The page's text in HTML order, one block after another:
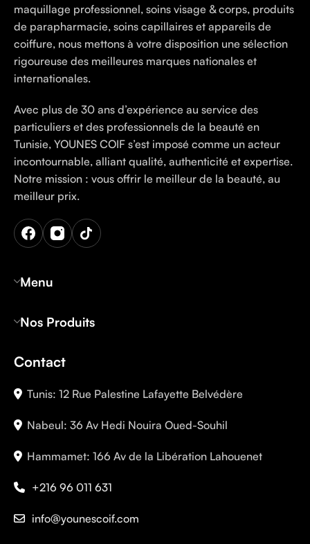
maquillage professionnel, soins visage & corps, produits
de parapharmacie, soins capillaires et appareils de
coiffure, nous mettons à votre disposition une sélection
rigoureuse des meilleures marques nationales et
internationales.
Avec plus de 30 ans d’expérience au service des
particuliers et des professionnels de la beauté en
Tunisie, YOUNES COIF s’est imposé comme un acteur
incontournable, alliant qualité, authenticité et expertise.
Notre mission : vous offrir le meilleur de la beauté, au
meilleur prix.
Menu
Nos Produits
Contact
Tunis: 12 Rue Palestine Lafayette Belvédère
Nabeul: 36 Av Hedi Nouira Oued-Souhil
Hammamet: 166 Av de la Libération Lahouenet
+216 96 011 631
info@younescoif.com